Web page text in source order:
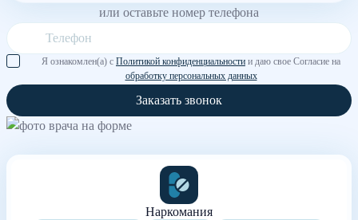
или оставьте номер телефона
Я ознакомлен(а) с Политикой конфиденциальности и даю свое Согласие на
обработку персональных данных
Заказать звонок
Наркомания